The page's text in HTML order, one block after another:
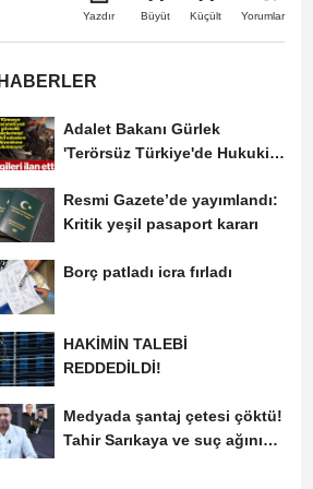
Yazdır Büyüt Küçült Yorumlar
Adalet Bakanı Gürlek
'Terörsüz Türkiye'de Hukuki
Resmi Gazete’de yayımlandı:
Kritik yeşil pasaport kararı
Borç patladı icra fırladı
HAKİMİN TALEBİ
REDDEDİLDİ!
Medyada şantaj çetesi çöktü!
Tahir Sarıkaya ve suç ağının